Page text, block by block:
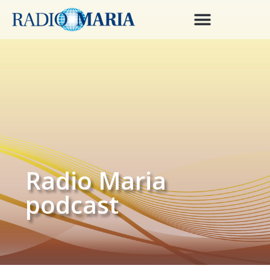
Radio Maria
podcast